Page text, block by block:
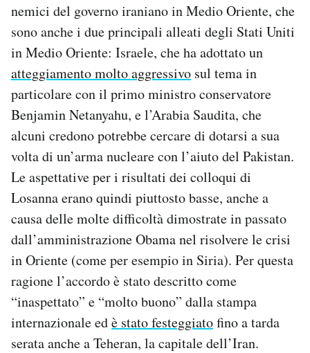
nemici del governo iraniano in Medio Oriente, che
sono anche i due principali alleati degli Stati Uniti
in Medio Oriente: Israele, che ha adottato un
atteggiamento molto aggressivo sul tema in
particolare con il primo ministro conservatore
Benjamin Netanyahu, e l’Arabia Saudita, che
alcuni credono potrebbe cercare di dotarsi a sua
volta di un’arma nucleare con l’aiuto del Pakistan.
Le aspettative per i risultati dei colloqui di
Losanna erano quindi piuttosto basse, anche a
causa delle molte difficoltà dimostrate in passato
dall’amministrazione Obama nel risolvere le crisi
in Oriente (come per esempio in Siria). Per questa
ragione l’accordo è stato descritto come
“inaspettato” e “molto buono” dalla stampa
internazionale edè stato festeggiatofino a tarda
serata anche a Teheran, la capitale dell’Iran.